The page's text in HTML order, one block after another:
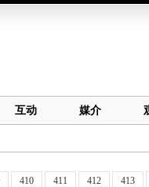
互动 媒介
410 411 412 413